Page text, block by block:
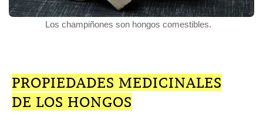
Los champiñones son hongos comestibles.
PROPIEDADES MEDICINALES
DE LOS HONGOS